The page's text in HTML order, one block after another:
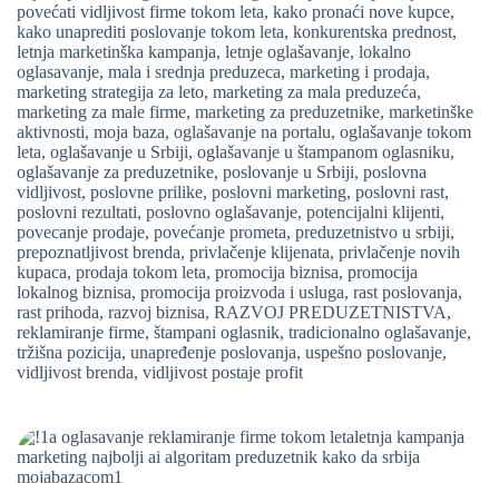
povećati vidljivost firme tokom leta, kako pronaći nove kupce,
kako unaprediti poslovanje tokom leta, konkurentska prednost,
letnja marketinška kampanja, letnje oglašavanje, lokalno
oglasavanje, mala i srednja preduzeca, marketing i prodaja,
marketing strategija za leto, marketing za mala preduzeća,
marketing za male firme, marketing za preduzetnike, marketinške
aktivnosti, moja baza, oglašavanje na portalu, oglašavanje tokom
leta, oglašavanje u Srbiji, oglašavanje u štampanom oglasniku,
oglašavanje za preduzetnike, poslovanje u Srbiji, poslovna
vidljivost, poslovne prilike, poslovni marketing, poslovni rast,
poslovni rezultati, poslovno oglašavanje, potencijalni klijenti,
povecanje prodaje, povećanje prometa, preduzetnistvo u srbiji,
prepoznatljivost brenda, privlačenje klijenata, privlačenje novih
kupaca, prodaja tokom leta, promocija biznisa, promocija
lokalnog biznisa, promocija proizvoda i usluga, rast poslovanja,
rast prihoda, razvoj biznisa, RAZVOJ PREDUZETNISTVA,
reklamiranje firme, štampani oglasnik, tradicionalno oglašavanje,
tržišna pozicija, unapređenje poslovanja, uspešno poslovanje,
vidljivost brenda, vidljivost postaje profit